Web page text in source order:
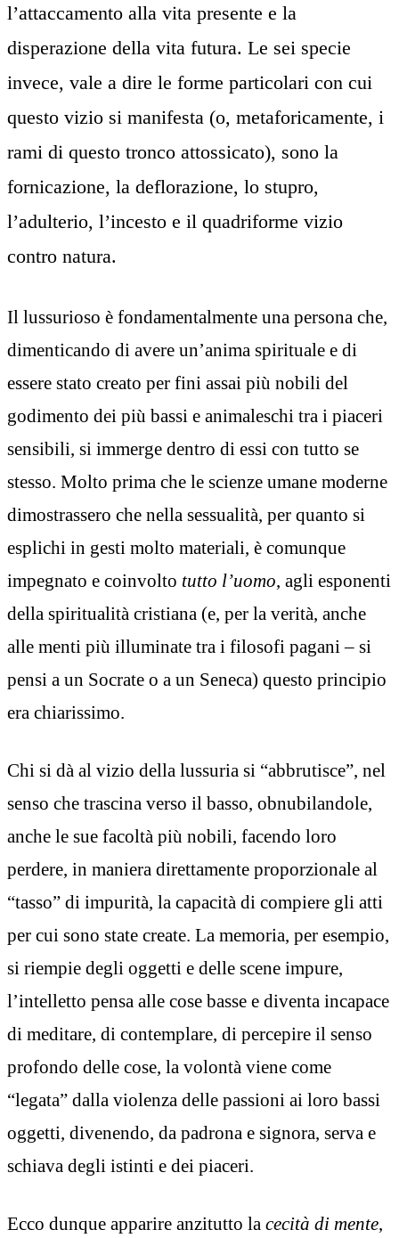
l’attaccamento alla vita presente e la
disperazione della vita futura. Le sei specie
invece, vale a dire le forme particolari con cui
questo vizio si manifesta (o, metaforicamente, i
rami di questo tronco attossicato), sono la
fornicazione, la deflorazione, lo stupro,
l’adulterio, l’incesto e il quadriforme vizio
contro natura.
Il lussurioso è fondamentalmente una persona che,
dimenticando di avere un’anima spirituale e di
essere stato creato per fini assai più nobili del
godimento dei più bassi e animaleschi tra i piaceri
sensibili, si immerge dentro di essi con tutto se
stesso. Molto prima che le scienze umane moderne
dimostrassero che nella sessualità, per quanto si
esplichi in gesti molto materiali, è comunque
impegnato e coinvolto tutto l’uomo, agli esponenti
della spiritualità cristiana (e, per la verità, anche
alle menti più illuminate tra i filosofi pagani – si
pensi a un Socrate o a un Seneca) questo principio
era chiarissimo.
Chi si dà al vizio della lussuria si “abbrutisce”, nel
senso che trascina verso il basso, obnubilandole,
anche le sue facoltà più nobili, facendo loro
perdere, in maniera direttamente proporzionale al
“tasso” di impurità, la capacità di compiere gli atti
per cui sono state create. La memoria, per esempio,
si riempie degli oggetti e delle scene impure,
l’intelletto pensa alle cose basse e diventa incapace
di meditare, di contemplare, di percepire il senso
profondo delle cose, la volontà viene come
“legata” dalla violenza delle passioni ai loro bassi
oggetti, divenendo, da padrona e signora, serva e
schiava degli istinti e dei piaceri.
Ecco dunque apparire anzitutto la cecità di mente,